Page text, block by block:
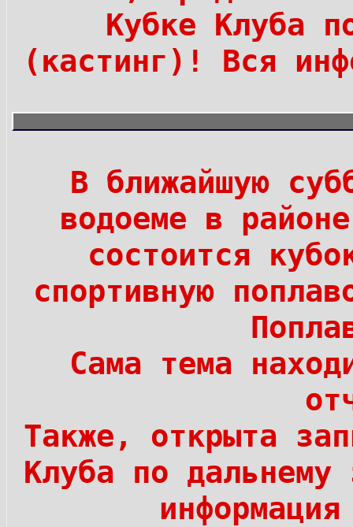
Кубке Клуба
(кастинг)! Вся
В ближайшую
водоеме в
состоится
спортивную
Сама тема
Также, открыта
Клуба по